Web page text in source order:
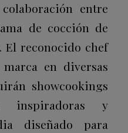
entre
de cocción de
El reconocido chef
en diversas
showcookings
inspiradoras y
diseñado para